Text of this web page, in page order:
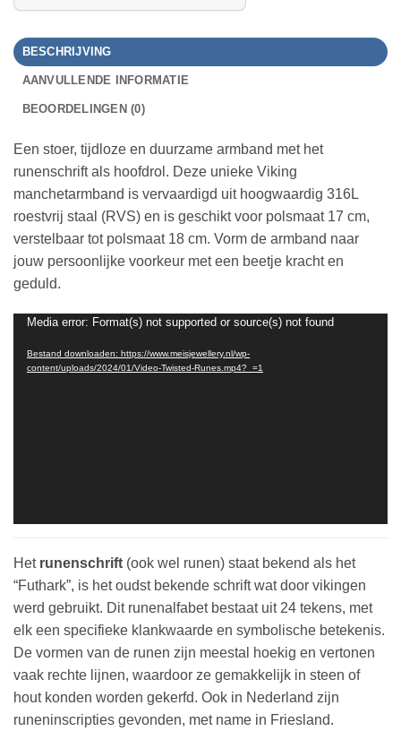
BESCHRIJVING
AANVULLENDE INFORMATIE
BEOORDELINGEN (0)
Een stoer, tijdloze en duurzame armband met het
runenschrift als hoofdrol. Deze unieke Viking
manchetarmband is vervaardigd uit hoogwaardig 316L
roestvrij staal (RVS) en is geschikt voor polsmaat 17 cm,
verstelbaar tot polsmaat 18 cm. Vorm de armband naar
jouw persoonlijke voorkeur met een beetje kracht en
geduld.
Videospeler
Media error: Format(s) not supported or source(s) not found
Bestand downloaden: https://www.meisjewellery.nl/wp-
content/uploads/2024/01/Video-Twisted-Runes.mp4?_=1
Het runenschrift (ook wel runen) staat bekend als het
“Futhark”, is het oudst bekende schrift wat door vikingen
werd gebruikt. Dit runenalfabet bestaat uit 24 tekens, met
elk een specifieke klankwaarde en symbolische betekenis.
De vormen van de runen zijn meestal hoekig en vertonen
vaak rechte lijnen, waardoor ze gemakkelijk in steen of
hout konden worden gekerfd. Ook in Nederland zijn
runeninscripties gevonden, met name in Friesland.